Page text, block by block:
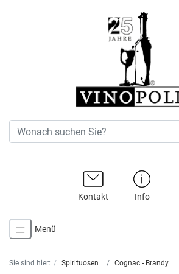
Info
Kontakt
Menü
Sie sind hier: Spirituosen Cognac - Brandy